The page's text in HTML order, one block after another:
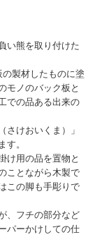
い熊を取り付けた
製材したものに塗
モノのバック板と
での品ある出来の
さけおいくま）」
す。
け用の品を置物と
ことながら木製で
この脚も手彫りで
、フチの部分など
パーかけしての仕